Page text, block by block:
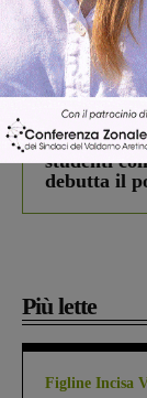
In vetrina 3
Estra
studenti
debutta il
Più lette
Figline Incisa